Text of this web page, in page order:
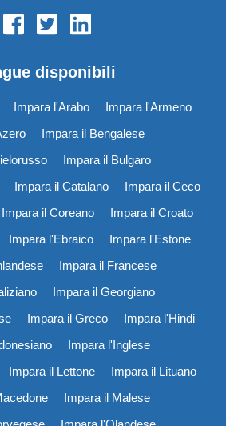
disponibili
Impara l'Arabo
Impara l'Armeno
Impara il Bengalese
Impara il Bulgaro
Impara il Catalano
Impara il Ceco
Impara il Coreano
Impara il Croato
Impara l'Ebraico
Impara l'Estone
Impara il Francese
Impara il Georgiano
Impara il Greco
Impara l'Hindi
Impara l'Inglese
Impara il Lettone
Impara il Lituano
Impara il Malese